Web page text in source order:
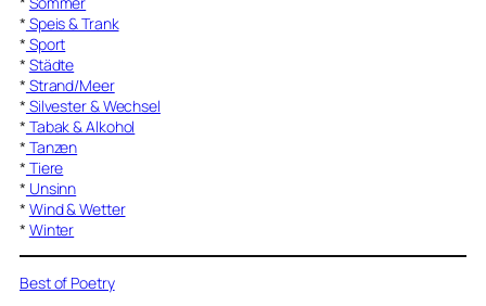
* Speis & Trank
* Sport
* Städte
* Strand/Meer
* Silvester & Wechsel
* Tabak & Alkohol
* Tanzen
* Tiere
* Unsinn
* Wind & Wetter
* Winter
Best of Poetry